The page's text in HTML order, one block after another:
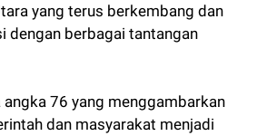
yang terus berkembang dan
dengan berbagai tantangan
angka 76 yang menggambarkan
dan masyarakat menjadi